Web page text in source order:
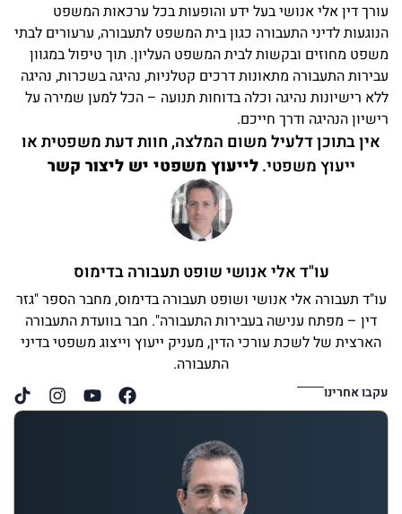
עורך דין אלי אנושי בעל ידע והופעות בכל ערכאות המשפט
הנוגעות לדיני התעבורה כגון בית המשפט לתעבורה, ערעורים לבתי
משפט מחוזים ובקשות לבית המשפט העליון. תוך טיפול במגוון
עבירות התעבורה מתאונות דרכים קטלניות, נהיגה בשכרות, נהיגה
ללא רישיונות נהיגה וכלה בדוחות תנועה – הכל למען שמירה על
רישיון הנהיגה ודרך חייכם.
אין בתוכן דלעיל משום המלצה, חוות דעת משפטית או
ייעוץ משפטי.לייעוץ משפטי יש ליצור קשר
עו"ד אלי אנושי שופט תעבורה בדימוס
עו"ד תעבורה אלי אנושי ושופט תעבורה בדימוס, מחבר הספר "גזר
דין – מפתח ענישה בעבירות התעבורה". חבר בוועדת התעבורה
הארצית של לשכת עורכי הדין, מעניק ייעוץ וייצוג משפטי בדיני
התעבורה.
עקבו אחרינו